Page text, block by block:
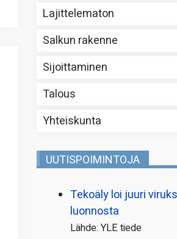
Lajittelematon
Salkun rakenne
Sijoittaminen
Talous
Yhteiskunta
UUTISPOIMINTOJA
Tekoäly loi juuri
luonnosta
Lähde: YLE tiede